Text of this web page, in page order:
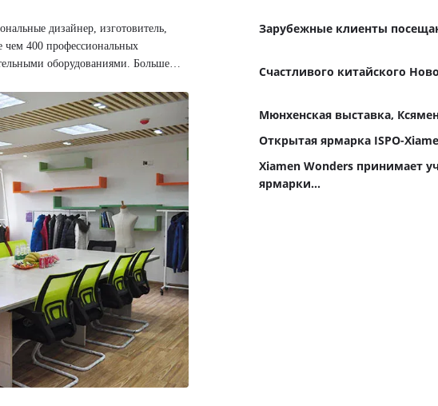
дизайнер, изготовитель,
400 профессиональных
оборудованиями. Больше
Descente, Sitk...
Зарубежные клиенты
Счастливого китайского
Мюнхенская выставка,
Открытая ярмарка ISPO-
Xiamen Wonders принимает
ярмарки...